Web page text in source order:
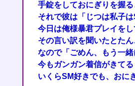
手錠をしておにぎりを握
それで彼は「じつは私子
今日は俺様暴君プレイを
その言い訳を聞いたとた
なので「ごめん、もう一
今もガンガン着信がきて
いくらSM好きでも、おに